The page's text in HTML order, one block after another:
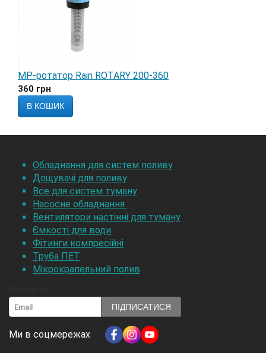
МР-ротатор Rain ROTARY 200-360
360 грн
В КОШИК
Обладнання для систем поливу
Дощувачі для поливу
Все для систем туману
Насосне обладнання
Вентилятори настінні для туману
Ємкості для води
Фітинги компресійні
Труба ПЕТ
Мікрокрапельний полив
ПІДПИСАТИСЯ
Ми в соцмережах